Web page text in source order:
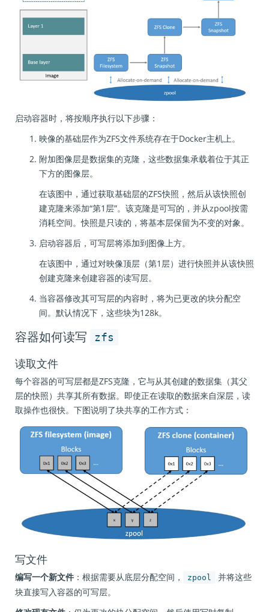
启动容器时，将按顺序执行以下步骤：
映像的基础层作为ZFS文件系统存在于Docker主机上。
附加图像层是数据集的克隆，这些数据集承载着位于其正
下方的图像层。
在该图中，通过获取基础层的ZFS快照，然后从该快照创
建克隆来添加“第1层”。该克隆是可写的，并从zpool按需
消耗空间。快照是只读的，将基本层保留为不变的对象。
启动容器后，可写层将添加到图像上方。
在该图中，通过对映像顶层（第1层）进行快照并从该快照
创建克隆来创建容器的读写层。
当容器修改其可写层的内容时，将为已更改的块分配空
间。默认情况下，这些块为128k。
容器如何读写 zfs
读取文件
每个容器的可写层都是ZFS克隆，它与从其创建的数据集（其父
层的快照）共享其所有数据。即使正在读取的数据来自深层，读
取操作也很快。下图说明了块共享的工作方式：
写文件
编写一个新文件 ：根据需要从底层分配空间， zpool
并将这些
块直接写入容器的可写层。